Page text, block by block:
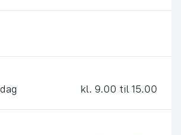
kl. 9.00 til 15.00